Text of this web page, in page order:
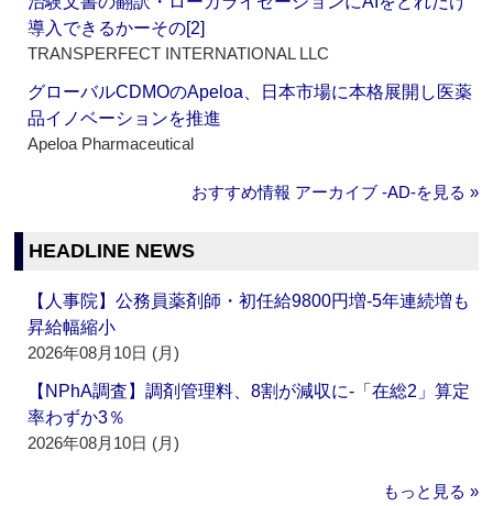
導入できるかーその[2]
TRANSPERFECT INTERNATIONAL LLC
グローバルCDMOのApeloa、日本市場に本格展開し医薬
品イノベーションを推進
Apeloa Pharmaceutical
おすすめ情報 アーカイブ ‐AD‐を見る »
HEADLINE NEWS
【人事院】公務員薬剤師・初任給9800円増‐5年連続増も
昇給幅縮小
2026年08月10日 (月)
【NPhA調査】調剤管理料、8割が減収に‐「在総2」算定
率わずか3％
2026年08月10日 (月)
もっと見る »